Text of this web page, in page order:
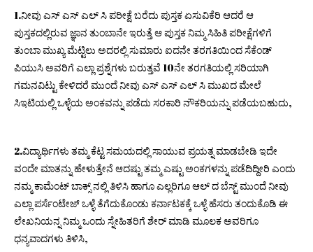
1.ನೀವು ಎಸ್ ಎಸ್ ಎಲ್ ಸಿ ಪರೀಕ್ಷೆ ಬರೆದು ಪುಸ್ತಕ ಏಸುವಿಕೆರಿ ಆದರೆ ಆ
ಪುಸ್ತಕದಲ್ಲಿರುವ ಜ್ಞಾನ ತುಂಬಾನೇ ಇರುತ್ತೆ ಆ ಪುಸ್ತಕ ನಿಮ್ಮ ಸಿಹಿತಿ ಪರೀಕ್ಷೆಗಳಿಗೆ
ತುಂಬಾ ಮುಖ್ಯ ಮೆಟ್ಟಿಲು ಅದರಲ್ಲಿ ಸುಮಾರು ಐದನೇ ತರಗತಿಯಿಂದ ಸೆಕೆಂಡ್
ಪಿಯುಸಿ ಅವರಿಗೆ ಎಲ್ಲಾ ಪ್ರಶ್ನೆಗಳು ಬರುತ್ತವೆ 10ನೇ ತರಗತಿಯಲ್ಲಿ ಸರಿಯಾಗಿ
ಗಮನವಿಟ್ಟು ಕೇಳಿದರೆ ಮುಂದೆ ನೀವು ಎಸ್ ಎಸ್ ಎಲ್ ಸಿ ಮುಖದ ಮೇಲೆ
ಸಿಇಟಿಯಲ್ಲಿ ಒಳ್ಳೆಯ ಅಂಕವನ್ನು ಪಡೆದು ಸರಕಾರಿ ನೌಕರಿಯನ್ನು ಪಡೆಯಬಹುದು,
2.ವಿದ್ಯಾರ್ಥಿಗಳು ತಮ್ಮ ಕೆಟ್ಟ ಸಮಯದಲ್ಲಿ ಸಾಯುವ ಪ್ರಯತ್ನ ಮಾಡಬೇಡಿ ಇದೇ
ವಂದೇ ಮಾತನ್ನು ಹೇಳುತ್ತೇನೆ ಆದಷ್ಟು ತಮ್ಮ ಎಷ್ಟು ಅಂಕಗಳನ್ನು ಪಡೆದಿದ್ದೀರಿ ಎಂದು
ನಮ್ಮ ಕಾಮೆಂಟ್ ಬಾಕ್ಸ್ ನಲ್ಲಿ ತಿಳಿಸಿ ಹಾಗೂ ಎಲ್ಲರಿಗೂ ಆಲ್ ದ ಬೆಸ್ಟ್ ಮುಂದೆ ನೀವು
ಎಲ್ಲಾ ಪರ್ಸೆಂಟೇಜ್ ಒಳ್ಳೆ ತೆಗೆದುಕೊಂಡು ಕರ್ನಾಟಕಕ್ಕೆ ಒಳ್ಳೆ ಹೆಸರು ತಂದುಕೊಡಿ ಈ
ಲೇಖನಿಯನ್ನ ನಿಮ್ಮ ಒಂದು ಸ್ನೇಹಿತರಿಗೆ ಶೇರ್ ಮಾಡಿ ಮೂಲಕ ಅವರಿಗೂ
ಧನ್ಯವಾದಗಳು ತಿಳಿಸಿ,